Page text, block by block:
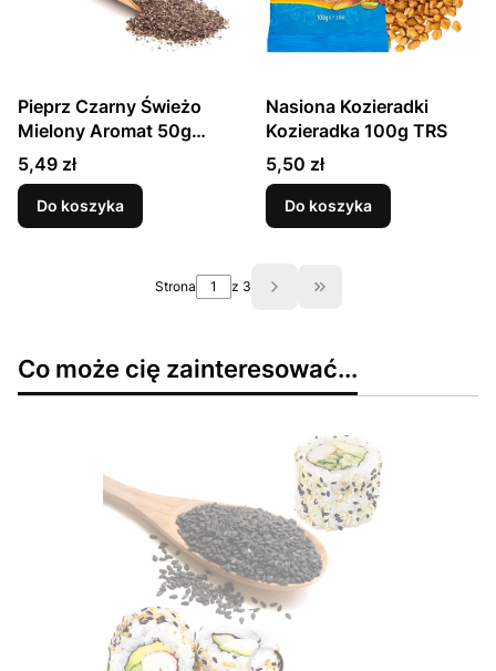
Pieprz Czarny Świeżo
Mielony Aromat 50g
SKWORCU
Cena
5,49 zł
Do koszyka
Nasiona Kozieradki
Kozieradka 100g TRS
Cena
5,50 zł
Do koszyka
Strona z 3 Przejdź do ostatniej
Co może cię zainteresować...